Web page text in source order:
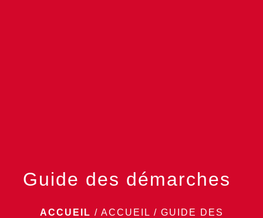
Guide des démarches
ACCUEIL / ACCUEIL / GUIDE DES